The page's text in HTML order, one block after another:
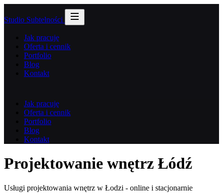
Studio Subtelności
Jak pracuję
Oferta i cennik
Portfolio
Blog
Kontakt
Jak pracuję
Oferta i cennik
Portfolio
Blog
Kontakt
Projektowanie wnętrz Łódź
Usługi projektowania wnętrz w Łodzi - online i stacjonarnie